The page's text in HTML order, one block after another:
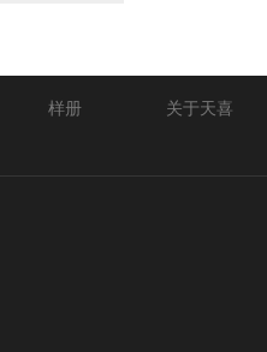
样册
关于天喜